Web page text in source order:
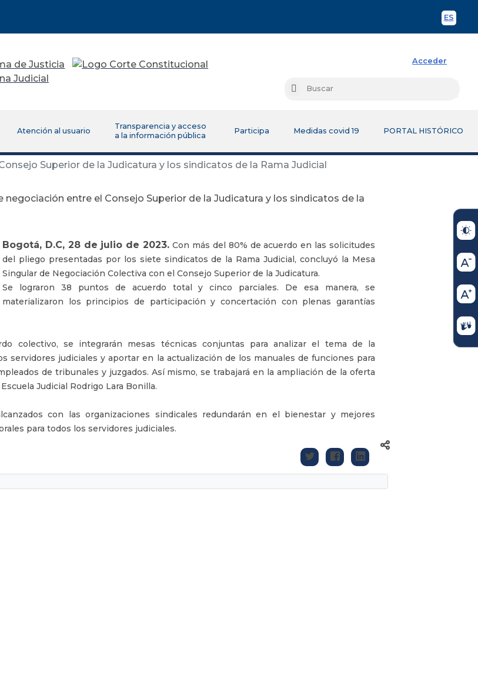
ES
Acceder
Buscar
Atención al usuario
Transparencia y acceso
a la información pública
Participa Medidas covid 19 PORTAL HISTÓRICO
Superior de la Judicatura y los sindicatos de la Rama Judicial
negociación entre el Consejo Superior de la Judicatura y los sindicatos de la
Bogotá, D.C, 28 de julio de 2023. Con más del 80% de acuerdo en las solicitudes
del pliego presentadas por los siete sindicatos de la Rama Judicial, concluyó la Mesa
Singular de Negociación Colectiva con el Consejo Superior de la Judicatura.
Se lograron 38 puntos de acuerdo total y cinco parciales. De esa manera, se
materializaron los principios de participación y concertación con plenas garantías
colectivo, se integrarán mesas técnicas conjuntas para analizar el tema de la
servidores judiciales y aportar en la actualización de los manuales de funciones para
de tribunales y juzgados. Así mismo, se trabajará en la ampliación de la oferta
Judicial Rodrigo Lara Bonilla.
con las organizaciones sindicales redundarán en el bienestar y mejores
para todos los servidores judiciales.